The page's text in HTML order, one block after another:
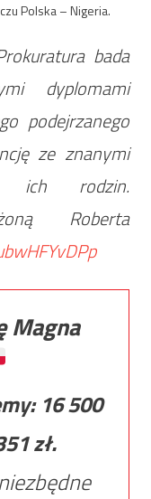
Polska – Nigeria.
bada
dyplomami
podejrzanego
ze znanymi
ich rodzin.
Roberta
Magna
16 500
zł.